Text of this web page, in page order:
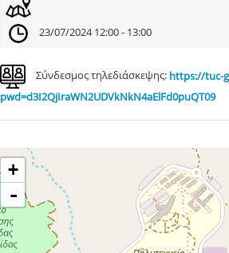
23/07/2024 12:00 - 13:00
Σύνδεσμος τηλεδιάσκεψης: https://tuc-
pwd=d3I2QjIraWN2UDVkNkN4aElFd0puQT09
+
-